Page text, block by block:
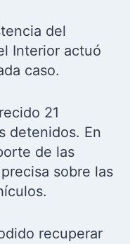
del
Interior actuó
caso.
21
detenidos. En
de las
sobre las
recuperar